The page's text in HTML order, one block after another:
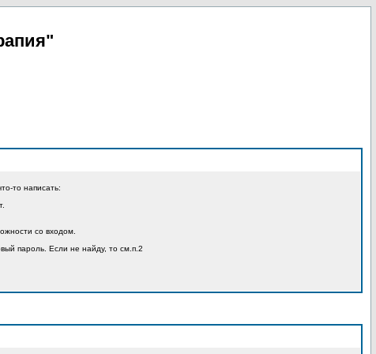
то написать:
со входом.
пароль. Если не найду, то см.п.2